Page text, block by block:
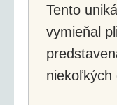
Tento
vymieňal
niekoľkých